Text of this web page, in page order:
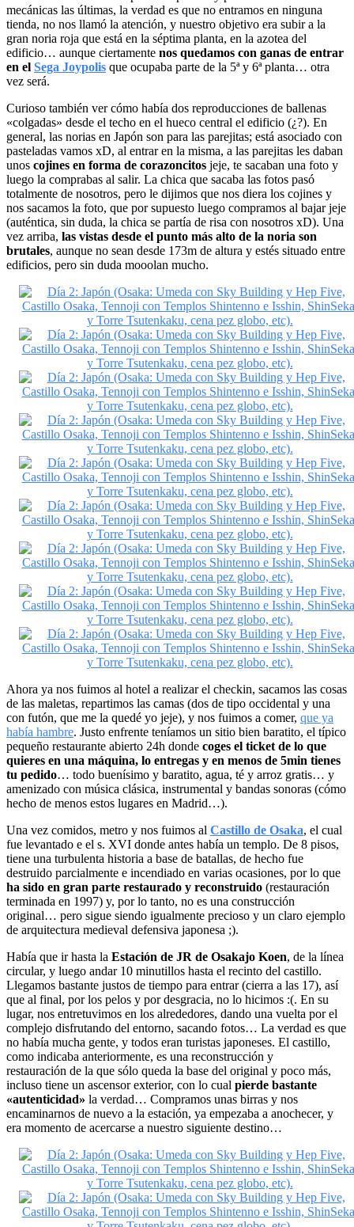
mecánicas las últimas, la verdad es que no entramos en ninguna
tienda, no nos llamó la atención, y nuestro objetivo era subir a la
gran noria roja que está en la séptima planta, en la azotea del
edificio… aunque ciertamente nos quedamos con ganas de entrar
en el Sega Joypolis que ocupaba parte de la 5ª y 6ª planta… otra
vez será.
Curioso también ver cómo había dos reproducciones de ballenas
«colgadas» desde el techo en el hueco central el edificio (¿?). En
general, las norias en Japón son para las parejitas; está asociado con
pasteladas vamos xD, al entrar en la misma, a las parejitas les daban
unos cojines en forma de corazoncitos jeje, te sacaban una foto y
luego la comprabas al salir. La chica que sacaba las fotos pasó
totalmente de nosotros, pero le dijimos que nos diera los cojines y
nos sacamos la foto, que por supuesto luego compramos al bajar jeje
(auténtica, sin duda, la chica se partía de risa con nosotros xD). Una
vez arriba, las vistas desde el punto más alto de la noria son
brutales, aunque no sean desde 173m de altura y estés situado entre
edificios, pero sin duda mooolan mucho.
Ahora ya nos fuimos al hotel a realizar el checkin, sacamos las cosas
de las maletas, repartimos las camas (dos de tipo occidental y una
con futón, que me la quedé yo jeje), y nos fuimos a comer, que ya
había hambre. Justo enfrente teníamos un sitio bien baratito, el típico
pequeño restaurante abierto 24h donde coges el ticket de lo que
quieres en una máquina, lo entregas y en menos de 5min tienes
tu pedido… todo buenísimo y baratito, agua, té y arroz gratis… y
amenizado con música clásica, instrumental y bandas sonoras (cómo
hecho de menos estos lugares en Madrid…).
Una vez comidos, metro y nos fuimos al Castillo de Osaka, el cual
fue levantado e el s. XVI donde antes había un templo. De 8 pisos,
tiene una turbulenta historia a base de batallas, de hecho fue
destruido parcialmente e incendiado en varias ocasiones, por lo que
ha sido en gran parte restaurado y reconstruido (restauración
terminada en 1997) y, por lo tanto, no es una construcción
original… pero sigue siendo igualmente precioso y un claro ejemplo
de arquitectura medieval defensiva japonesa ;).
Había que ir hasta la Estación de JR de Osakajo Koen, de la línea
circular, y luego andar 10 minutillos hasta el recinto del castillo.
Llegamos bastante justos de tiempo para entrar (cierra a las 17), así
que al final, por los pelos y por desgracia, no lo hicimos :(. En su
lugar, nos entretuvimos en los alrededores, dando una vuelta por el
complejo disfrutando del entorno, sacando fotos… La verdad es que
no había mucha gente, y todos eran turistas japoneses. El castillo,
como indicaba anteriormente, es una reconstrucción y
restauración de la que sólo queda la base del original y poco más,
incluso tiene un ascensor exterior, con lo cual pierde bastante
«autenticidad» la verdad… Compramos unas birras y nos
encaminarnos de nuevo a la estación, ya empezaba a anochecer, y
era momento de acercarse a nuestro siguiente destino…